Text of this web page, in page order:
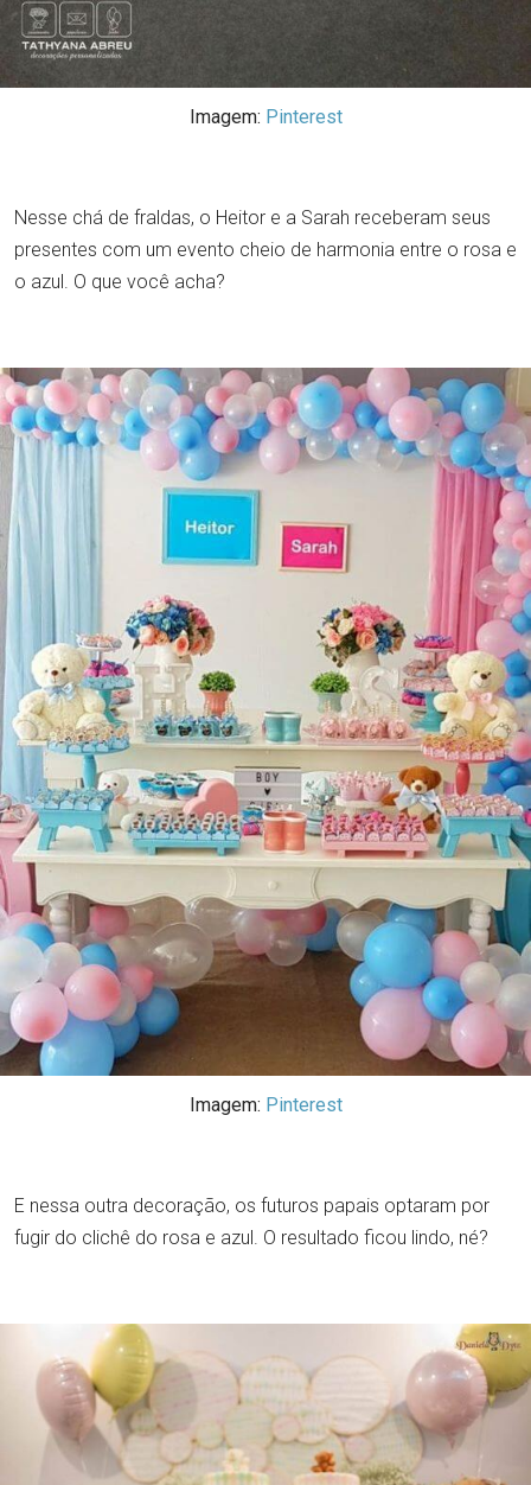
Imagem: Pinterest
Nesse chá de fraldas, o Heitor e a Sarah receberam seus
presentes com um evento cheio de harmonia entre o rosa e
o azul. O que você acha?
Imagem: Pinterest
E nessa outra decoração, os futuros papais optaram por
fugir do clichê do rosa e azul. O resultado ficou lindo, né?